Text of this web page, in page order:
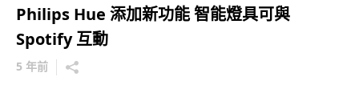
Philips Hue 添加新功能 智能燈具可與
Spotify 互動
5 年前